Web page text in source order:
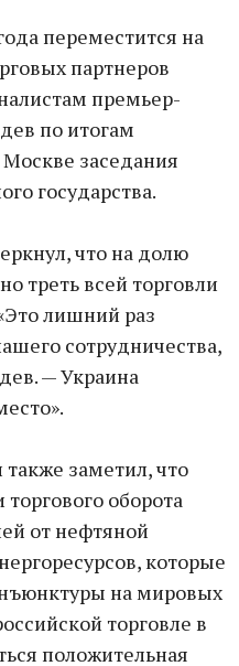
переместится на
партнеров
премьер-
по итогам
заседания
государства.
что на долю
треть всей торговли
лишний раз
сотрудничества,
— Украина
заметил, что
оборота
от нефтяной
которые
на мировых
торговле в
положительная